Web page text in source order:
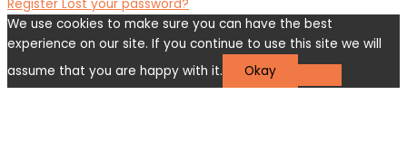
Register Lost your password?
We use cookies to make sure you can have the best
experience on our site. If you continue to use this site we will
assume that you are happy with it.
Okay